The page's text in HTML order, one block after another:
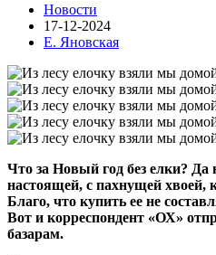
Новости
17-12-2024
Е. Яновская
Что за Новый год без елки? Да
настоящей, с пахнущей хвоей,
Благо, что купить ее не
Вот и корреспондент «ОХ»
базарам.